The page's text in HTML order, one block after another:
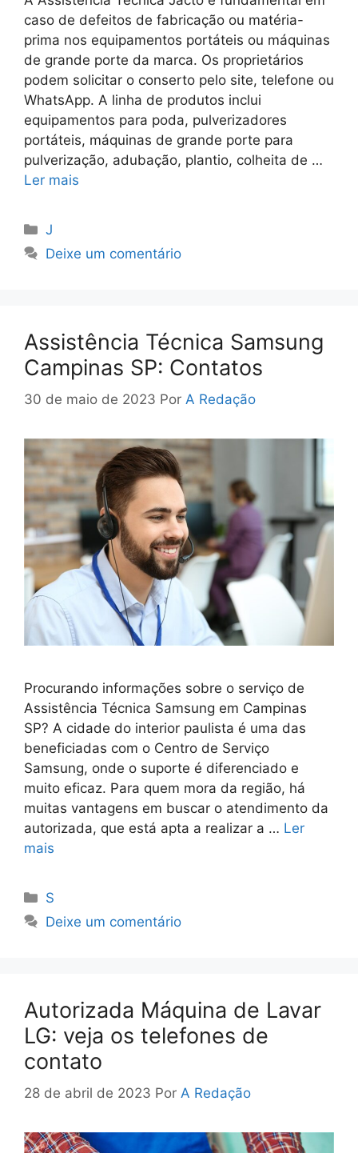
caso de defeitos de fabricação ou matéria-
prima nos equipamentos portáteis ou máquinas
de grande porte da marca. Os proprietários
podem solicitar o conserto pelo site, telefone ou
WhatsApp. A linha de produtos inclui
equipamentos para poda, pulverizadores
portáteis, máquinas de grande porte para
pulverização, adubação, plantio, colheita de …
Ler mais
Categorias
J
Deixe um comentário
Assistência Técnica Samsung
Campinas SP: Contatos
30 de maio de 2023 Por A Redação
Procurando informações sobre o serviço de
Assistência Técnica Samsung em Campinas
SP? A cidade do interior paulista é uma das
beneficiadas com o Centro de Serviço
Samsung, onde o suporte é diferenciado e
muito eficaz. Para quem mora da região, há
muitas vantagens em buscar o atendimento da
autorizada, que está apta a realizar a … Ler
mais
Categorias
S
Deixe um comentário
Autorizada Máquina de Lavar
LG: veja os telefones de
contato
28 de abril de 2023 Por A Redação